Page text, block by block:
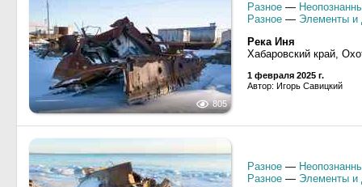
805
Разное —
Разное — Элементы и
Река Иня
Хабаровский край,
1 февраля 2025 г.
Автор: Игорь Савицкий
Разное —
Разное — Элементы и